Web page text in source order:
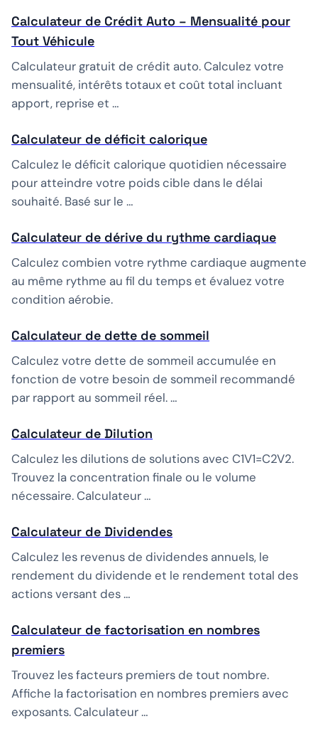
Calculateur de Crédit Auto – Mensualité pour
Tout Véhicule
Calculateur gratuit de crédit auto. Calculez votre
mensualité, intérêts totaux et coût total incluant
apport, reprise et …
Calculateur de déficit calorique
Calculez le déficit calorique quotidien nécessaire
pour atteindre votre poids cible dans le délai
souhaité. Basé sur le …
Calculateur de dérive du rythme cardiaque
Calculez combien votre rythme cardiaque augmente
au même rythme au fil du temps et évaluez votre
condition aérobie.
Calculateur de dette de sommeil
Calculez votre dette de sommeil accumulée en
fonction de votre besoin de sommeil recommandé
par rapport au sommeil réel. …
Calculateur de Dilution
Calculez les dilutions de solutions avec C1V1=C2V2.
Trouvez la concentration finale ou le volume
nécessaire. Calculateur …
Calculateur de Dividendes
Calculez les revenus de dividendes annuels, le
rendement du dividende et le rendement total des
actions versant des …
Calculateur de factorisation en nombres
premiers
Trouvez les facteurs premiers de tout nombre.
Affiche la factorisation en nombres premiers avec
exposants. Calculateur …